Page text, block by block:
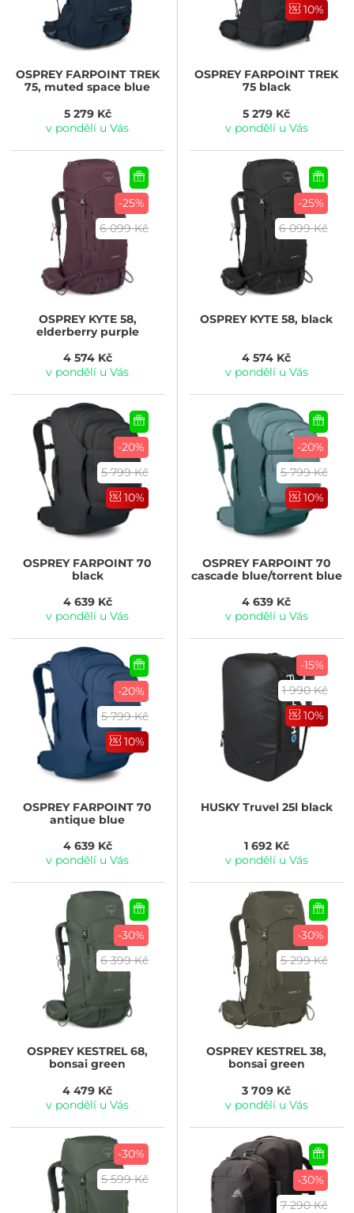
OSPREYFARPOINT TREK
75, muted space blue
5 279 Kč
v pondělí u Vás
10%
OSPREYFARPOINT TREK
75 black
5 279 Kč
v pondělí u Vás
-25%
6 099 Kč
OSPREYKYTE 58,
elderberry purple
4 574 Kč
v pondělí u Vás
-25%
6 099 Kč
OSPREYKYTE 58, black
4 574 Kč
v pondělí u Vás
-20%
5 799 Kč
10%
OSPREYFARPOINT 70
black
4 639 Kč
v pondělí u Vás
-20%
5 799 Kč
10%
OSPREYFARPOINT 70
cascade blue/torrent blue
4 639 Kč
v pondělí u Vás
-20%
5 799 Kč
10%
OSPREYFARPOINT 70
antique blue
4 639 Kč
v pondělí u Vás
-15%
1 990 Kč
10%
HUSKYTruvel 25l black
1 692 Kč
v pondělí u Vás
-30%
6 399 Kč
OSPREYKESTREL 68,
bonsai green
4 479 Kč
v pondělí u Vás
-30%
5 299 Kč
OSPREYKESTREL 38,
bonsai green
3 709 Kč
v pondělí u Vás
-30%
5 599 Kč
-30%
7 290 Kč